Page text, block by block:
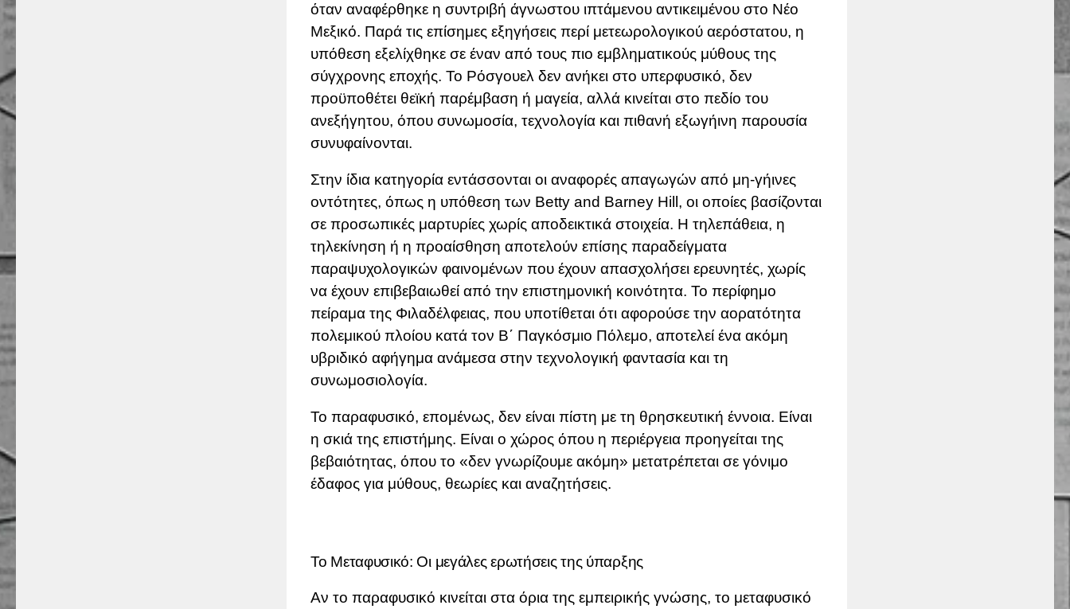
όταν αναφέρθηκε η συντριβή άγνωστου ιπτάμενου αντικειμένου στο Νέο
Μεξικό. Παρά τις επίσημες εξηγήσεις περί μετεωρολογικού αερόστατου, η
υπόθεση εξελίχθηκε σε έναν από τους πιο εμβληματικούς μύθους της
σύγχρονης εποχής. Το Ρόσγουελ δεν ανήκει στο υπερφυσικό, δεν
προϋποθέτει θεϊκή παρέμβαση ή μαγεία, αλλά κινείται στο πεδίο του
ανεξήγητου, όπου συνωμοσία, τεχνολογία και πιθανή εξωγήινη παρουσία
συνυφαίνονται.
Στην ίδια κατηγορία εντάσσονται οι αναφορές απαγωγών από μη-γήινες
οντότητες, όπως η υπόθεση των Betty and Barney Hill , οι οποίες βασίζονται
σε προσωπικές μαρτυρίες χωρίς αποδεικτικά στοιχεία. Η τηλεπάθεια, η
τηλεκίνηση ή η προαίσθηση αποτελούν επίσης παραδείγματα
παραψυχολογικών φαινομένων που έχουν απασχολήσει ερευνητές, χωρίς
να έχουν επιβεβαιωθεί από την επιστημονική κοινότητα. Το περίφημο
πείραμα της Φιλαδέλφειας, που υποτίθεται ότι αφορούσε την αορατότητα
πολεμικού πλοίου κατά τον Β΄ Παγκόσμιο Πόλεμο, αποτελεί ένα ακόμη
υβριδικό αφήγημα ανάμεσα στην τεχνολογική φαντασία και τη
συνωμοσιολογία.
Το παραφυσικό, επομένως, δεν είναι πίστη με τη θρησκευτική έννοια. Είναι
η σκιά της επιστήμης. Είναι ο χώρος όπου η περιέργεια προηγείται της
βεβαιότητας, όπου το «δεν γνωρίζουμε ακόμη» μετατρέπεται σε γόνιμο
έδαφος για μύθους, θεωρίες και αναζητήσεις.
Το Μεταφυσικό: Οι μεγάλες ερωτήσεις της ύπαρξης
Αν το παραφυσικό κινείται στα όρια της εμπειρικής γνώσης, το μεταφυσικό